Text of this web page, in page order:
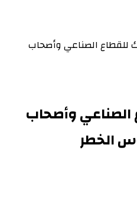
للقطاع الصناعي وأصحاب
الصناعي وأصحاب
الخطر